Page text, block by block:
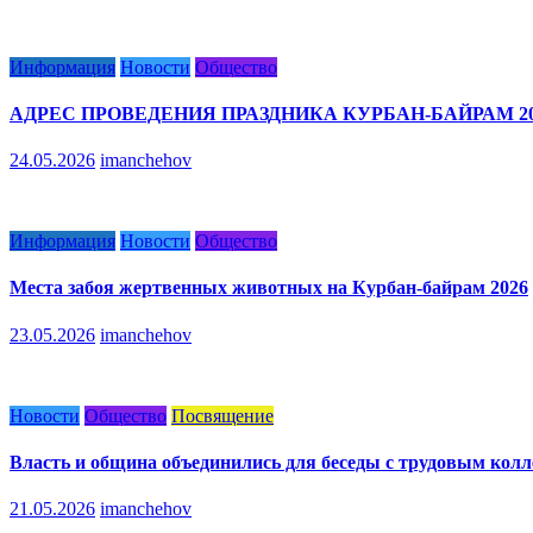
Информация Новости Общество
АДРЕС ПРОВЕДЕНИЯ ПРАЗДНИКА КУРБАН-БАЙРАМ
24.05.2026 imanchehov
Информация Новости Общество
Места забоя жертвенных животных на Курбан-байрам 2026
23.05.2026 imanchehov
Новости Общество Посвящение
Власть и община объединились для беседы с трудовым
21.05.2026 imanchehov